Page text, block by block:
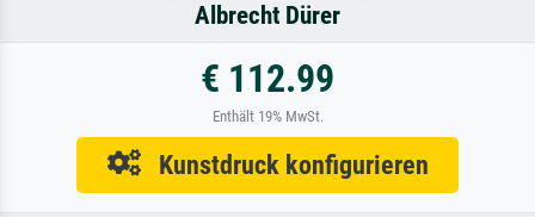
Albrecht Dürer
€ 112.99
Enthält 19% MwSt.
Kunstdruck konfigurieren